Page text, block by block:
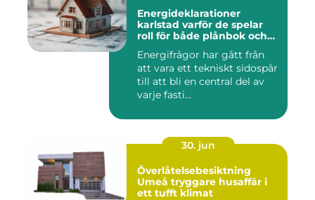
Energideklarationer
karlstad varför de spelar
roll för både plånbok och
Energifrågor har gått från
att vara ett tekniskt sidospår
till att bli en central del av
varje fasti...
30. jun
Överlåtelsebesiktning
Umeå tryggare husaffär i
ett tufft klimat